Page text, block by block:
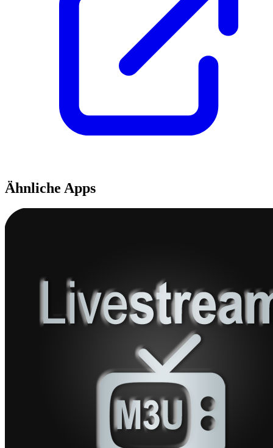
Ähnliche Apps